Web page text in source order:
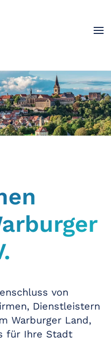
von
Dienstleistern
Warburger Land,
für Ihre Stadt